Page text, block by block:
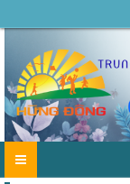
TRANG
THIỆU
TỨC-
ĐỘNG
DỊCH
ÁN
DỤNG
LIỆU
SẺ
PHỤ
HUYNH
HỆ
GÓP
Ý